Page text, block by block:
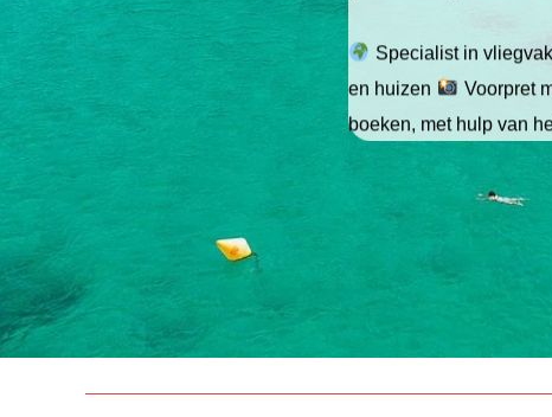
Specialist in
en huizen
Voorpret
boeken, met hulp van